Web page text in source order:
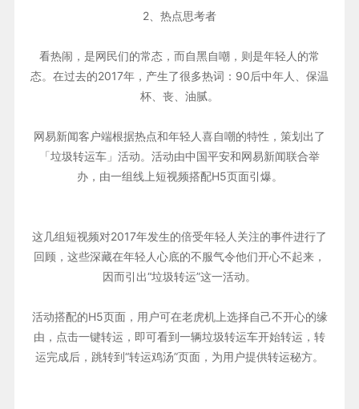
2、热点思考者
看热闹，是网民们的常态，而自黑自嘲，则是年轻人的常
态。在过去的2017年，产生了很多热词：90后中年人、保温
杯、丧、油腻。
网易新闻客户端根据热点和年轻人喜自嘲的特性，策划出了
「垃圾转运车」活动。活动由中国平安和网易新闻联合举
办，由一组线上短视频搭配H5页面引爆。
这几组短视频对2017年发生的倍受年轻人关注的事件进行了
回顾，这些深藏在年轻人心底的不服气令他们开心不起来，
因而引出“垃圾转运”这一活动。
活动搭配的H5页面，用户可在老虎机上选择自己不开心的缘
由，点击一键转运，即可看到一辆垃圾转运车开始转运，转
运完成后，跳转到“转运鸡汤”页面，为用户提供转运秘方。